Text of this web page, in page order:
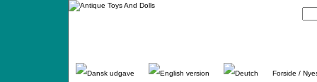
Gå
Forside /